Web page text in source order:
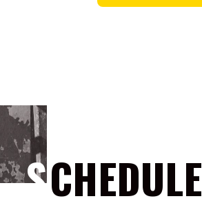
SCHEDULE